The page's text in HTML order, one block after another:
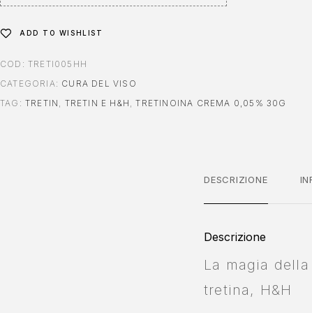
:
ADD TO WISHLIST
COD: TRETI005HH
CATEGORIA: CURA DEL VISO
TAG: TRETIN TRETIN E H&H ,TRETINOINA CREMA 0,05% 30G
DESCRIZIONE
Descrizione
La magia
tretina, H&H